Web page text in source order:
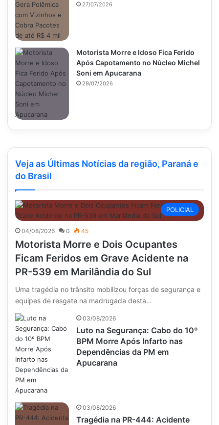
Veja as Últimas Notícias da região, Paraná e
do Brasil
POLICIAL
04/08/2026 0 45
Motorista Morre e Dois Ocupantes
Ficam Feridos em Grave Acidente na
PR-539 em Marilândia do Sul
Uma tragédia no trânsito mobilizou forças de segurança e
equipes de resgate na madrugada desta…
03/08/2026
Luto na Segurança: Cabo do 10º
BPM Morre Após Infarto nas
Dependências da PM em
Apucarana
03/08/2026
Tragédia na PR-444: Acidente
27/07/2026
Motorista Morre e Idoso Fica Ferido
Após Capotamento no Núcleo Michel
Soni em Apucarana
29/07/2026